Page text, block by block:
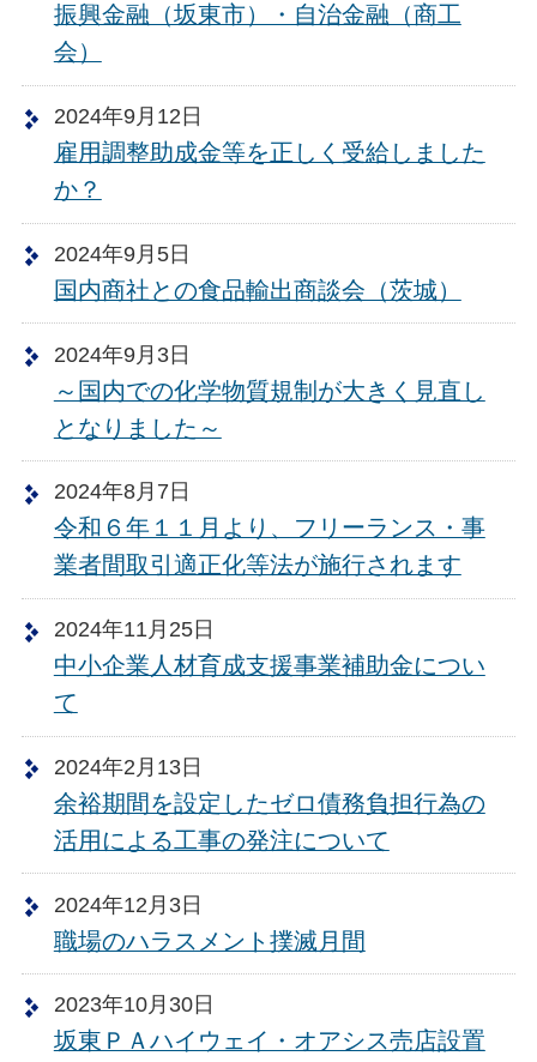
振興金融（坂東市）・自治金融（商工
会）
2024年9月12日
雇用調整助成金等を正しく受給しました
か？
2024年9月5日
国内商社との食品輸出商談会（茨城）
2024年9月3日
～国内での化学物質規制が大きく見直し
となりました～
2024年8月7日
令和６年１１月より、フリーランス・事
業者間取引適正化等法が施行されます
2024年11月25日
中小企業人材育成支援事業補助金につい
て
2024年2月13日
余裕期間を設定したゼロ債務負担行為の
活用による工事の発注について
2024年12月3日
職場のハラスメント撲滅月間
2023年10月30日
坂東ＰＡハイウェイ・オアシス売店設置